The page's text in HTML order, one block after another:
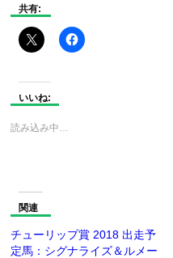
共有:
いいね:
読み込み中…
関連
チューリップ賞 2018 出走予
定馬：シグナライズ＆ルメー